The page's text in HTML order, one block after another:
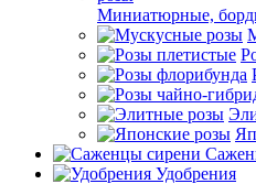
Миниатюрные,
Удобрения